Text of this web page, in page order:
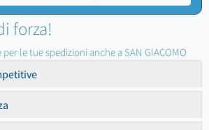
forza!
le tue spedizioni anche a SAN GIACOMO